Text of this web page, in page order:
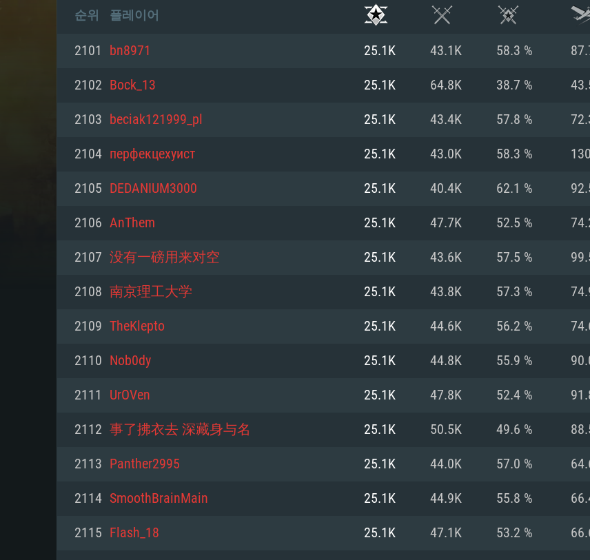
시스템 요구사
MAC
최소사양
운영체제: Windows 10 (64 bit)
프로세서: 2.2 GHz 듀얼코어 이상
메모리: 4GB
그래픽 카드: DirectX 11 이상을 지원하는 AMD
권장 사양
운영체제:
프로세서:
메모리: 16 GB
그래픽 카드:
최소사양
운영체제: Mac OS Big Sur 11.0
프로세서: 최소 2.2 GHz의 Core i5 (Intel Xeon 은 지
권장 사양
운영체제:
프로세서:
최소사양
운영체제: 64bit Linux 중 최신 버전
프로세서: 2.4 GHz 듀얼코어
메모리: 4 GB
그래픽 카드: Vulkan 을 지원하고, 최신 그래픽 드라
권장 사양
운영체제:
프로세서:
메모리: 16 GB
그래픽 카드:
순위 플레이어
2101 bn8971 25.1K 43.1K 58.3 %
2102 Bock_13 25.1K 64.8K 38.7 %
2103 beciak121999_pl 25.1K 43.4K 57.8 %
2104 перфекцехуист 25.1K 43.0K 58.3 %
2105 DEDANIUM3000 25.1K 40.4K 62.1 %
2106 AnThem 25.1K 47.7K 52.5 %
2107 没有一磅用来对空 25.1K 43.6K 57.5 %
2108 南京理工大学 25.1K 43.8K 57.3 %
2109 TheKlepto 25.1K 44.6K 56.2 %
2110 Nob0dy 25.1K 44.8K 55.9 %
2111 UrOVen 25.1K 47.8K 52.4 %
2112 事了拂衣去 深藏身与名 25.1K 50.5K 49.6 %
2113 Panther2995 25.1K 44.0K 57.0 %
2114 SmoothBrainMain 25.1K 44.9K 55.8 %
2115 Flash_18 25.1K 47.1K 53.2 %